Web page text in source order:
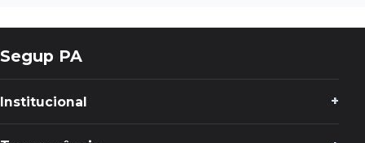
Segup PA
Institucional